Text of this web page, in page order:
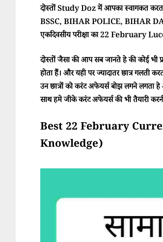
दोस्तों Study Doz में आपका स्वागकत करता
BSSC, BIHAR POLICE, BIHAR
एकदिवसीय परीक्षा का 22 February
दोस्तों जैसा की आप सब जानते हे की कोई
होता हैं। और यही पर ज्यादातर छात्र
उन छात्रों को करंट अफेयर्स बोझ लगने लगता हे
साथ हमे जीके करंट अफेयर्स की भी तैयारी
Best 22 February
Knowledge)